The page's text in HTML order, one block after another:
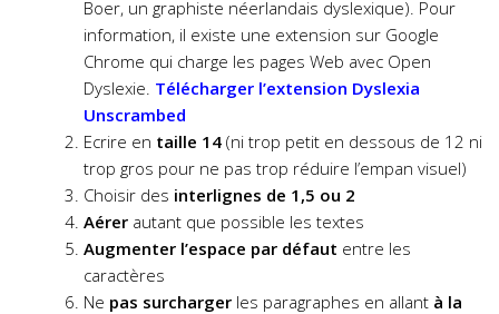
Boer, un graphiste néerlandais dyslexique). Pour
information, il existe une extension sur Google
Chrome qui charge les pages Web avec Open
Dyslexie. Télécharger l’extension Dyslexia
Unscrambed
Ecrire en taille 14 (ni trop petit en dessous de 12 ni
trop gros pour ne pas trop réduire l’empan visuel)
Choisir des interlignes de 1,5 ou 2
Aérer autant que possible les textes
Augmenter l’espace par défaut entre les
caractères
Ne pas surcharger les paragraphes en allant à la